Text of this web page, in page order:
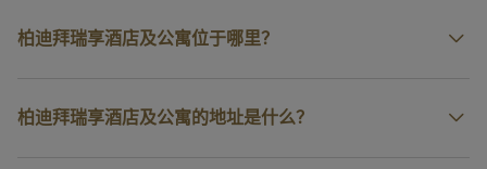
柏迪拜瑞享酒店及公寓位于哪里？
柏迪拜瑞享酒店及公寓的地址是什么？